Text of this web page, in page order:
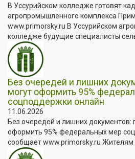
В Уссурийском колледже готовят
агропромышленного комплекса
www.primorsky.ru В Уссурийском
колледже будущие специалисты
Без очередей и лишних
могут оформить 95%
соцподдержки онлайн
11.06.2026
Без очередей и лишних документов:
оформить 95% федеральных мер
сообщает www.primorsky.ru Жителям